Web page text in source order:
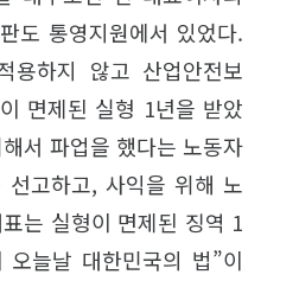
도 통영지원에서 있었다.
용하지 않고 산업안전보
면제된 실형 1년을 받았
서 파업을 했다는 노동자
고하고, 사익을 위해 노
는 실형이 면제된 징역 1
늘날 대한민국의 법”이